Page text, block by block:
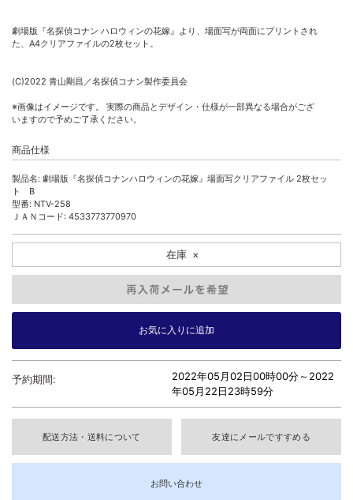
劇場版『名探偵コナン ハロウィンの花嫁』より、場面写が両面にプリントされ
た、A4クリアファイルの2枚セット。
(C)2022 青山剛昌／名探偵コナン製作委員会
※画像はイメージです。 実際の商品とデザイン・仕様が一部異なる場合がござ
いますので予めご了承ください。
商品仕様
製品名: 劇場版『名探偵コナンハロウィンの花嫁』場面写クリアファイル 2枚セッ
ト B
型番: NTV-258
ＪＡＮコード: 4533773770970
在庫 ×
予約期間: 2022年05月02日00時00分～2022
年05月22日23時59分
配送方法・送料について 友達にメールですすめる
お問い合わせ